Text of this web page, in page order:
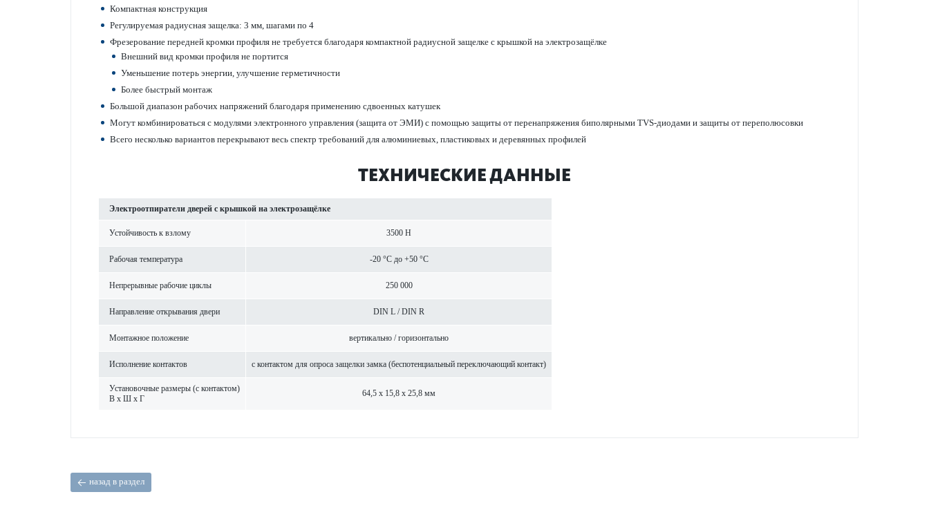
Компактная конструкция
Регулируемая радиусная защелка: 3 мм, шагами по 4
Фрез­ер­ование пер­едней кромки профиля не требуется благодаря компактной радиусной защелке с крышкой на электрозащёлке
Внешний вид кромки профиля не портится
Уменьшение потерь энергии, улучшение гермет­ичности
Более быстрый монтаж
Большой диапазон рабочих напряжений благодаря применению сдвоенных кат­ушек
Могут комб­инироваться с моду­лями электронного управ­ления (защита от ЭМИ) с помощью защиты от пер­ен­апряжения бипол­ярными TVS-дио­дами и защиты от перепол­юсовки
Всего нес­колько вар­иантов перек­рывают весь спектр требований для алюминиевых, пла­сти­к­овых и дер­евянных профилей
ТЕХНИЧЕСКИЕ ДАННЫЕ
Электроотпиратели дверей с крышкой на электрозащёлке
Устойчив­ость к взлому 3500 Н
Рабочая темпер­атура -20 °C до +50 °C
Непр­ер­ы­вные рабочие циклы 250 000
Направ­ление открывания двери DIN L / DIN R
Монтажное пол­ожение вертик­ально / гор­и­з­онтально
Исполнение контактов с контактом для опроса защелки замка (беспотенциальный пер­е­кл­ючающий контакт)
Установочные размеры (с контактом)
В x Ш x Г
64,5 x 15,8 x 25,8 мм
назад в раздел